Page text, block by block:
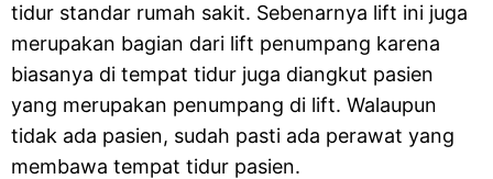
tidur standar rumah sakit. Sebenarnya lift ini juga
merupakan bagian dari lift penumpang karena
biasanya di tempat tidur juga diangkut pasien
yang merupakan penumpang di lift. Walaupun
tidak ada pasien, sudah pasti ada perawat yang
membawa tempat tidur pasien.